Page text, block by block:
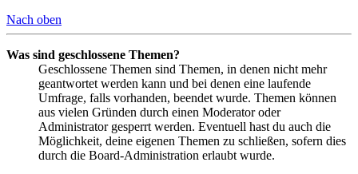
Nach oben
Was sind geschlossene Themen?
Geschlossene Themen sind Themen, in denen nicht mehr
geantwortet werden kann und bei denen eine laufende
Umfrage, falls vorhanden, beendet wurde. Themen können
aus vielen Gründen durch einen Moderator oder
Administrator gesperrt werden. Eventuell hast du auch die
Möglichkeit, deine eigenen Themen zu schließen, sofern dies
durch die Board-Administration erlaubt wurde.